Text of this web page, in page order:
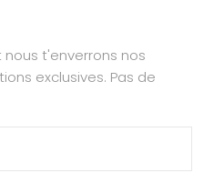
t'enverrons nos
exclusives. Pas de